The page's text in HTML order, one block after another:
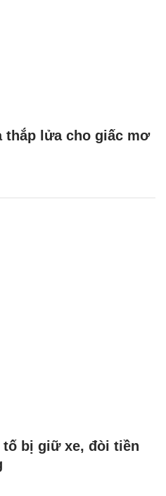
thắp lửa cho giấc mơ
tố bị giữ xe, đòi tiền